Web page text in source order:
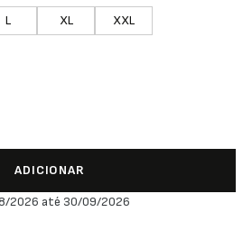
L XL XXL
ADICIONAR
2026 até 30/09/2026